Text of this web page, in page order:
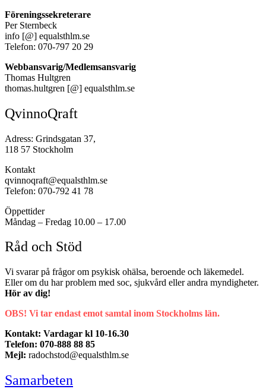
Föreningssekreterare
Per Sternbeck
info [@] equalsthlm.se
Telefon: 070-797 20 29
Webbansvarig/Medlemsansvarig
Thomas Hultgren
thomas.hultgren [@] equalsthlm.se
QvinnoQraft
Adress: Grindsgatan 37,
118 57 Stockholm
Kontakt
qvinnoqraft@equalsthlm.se
Telefon: 070-792 41 78
Öppettider
Måndag – Fredag 10.00 – 17.00
Råd och Stöd
Vi svarar på frågor om psykisk ohälsa, beroende och läkemedel.
Eller om du har problem med soc, sjukvård eller andra myndigheter.
Hör av dig!
OBS! Vi tar endast emot samtal inom Stockholms län.
Kontakt: Vardagar kl 10-16.30
Telefon: 070-888 88 85
Mejl: radochstod@equalsthlm.se
Samarbeten